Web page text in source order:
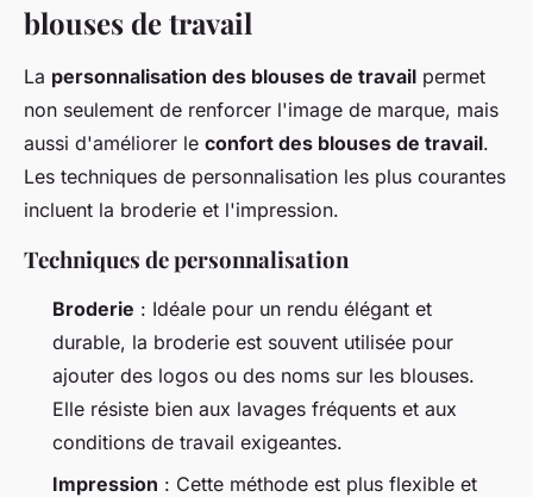
blouses de travail
La personnalisation des blouses de travail permet
non seulement de renforcer l'image de marque, mais
aussi d'améliorer le confort des blouses de travail.
Les techniques de personnalisation les plus courantes
incluent la broderie et l'impression.
Techniques de personnalisation
Broderie : Idéale pour un rendu élégant et
durable, la broderie est souvent utilisée pour
ajouter des logos ou des noms sur les blouses.
Elle résiste bien aux lavages fréquents et aux
conditions de travail exigeantes.
Impression : Cette méthode est plus flexible et